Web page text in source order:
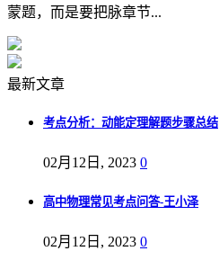
蒙题，而是要把脉章节...
最新文章
考点分析：动能定理解题步骤总结
02月12日, 2023 0
高中物理常见考点问答-王小泽
02月12日, 2023 0